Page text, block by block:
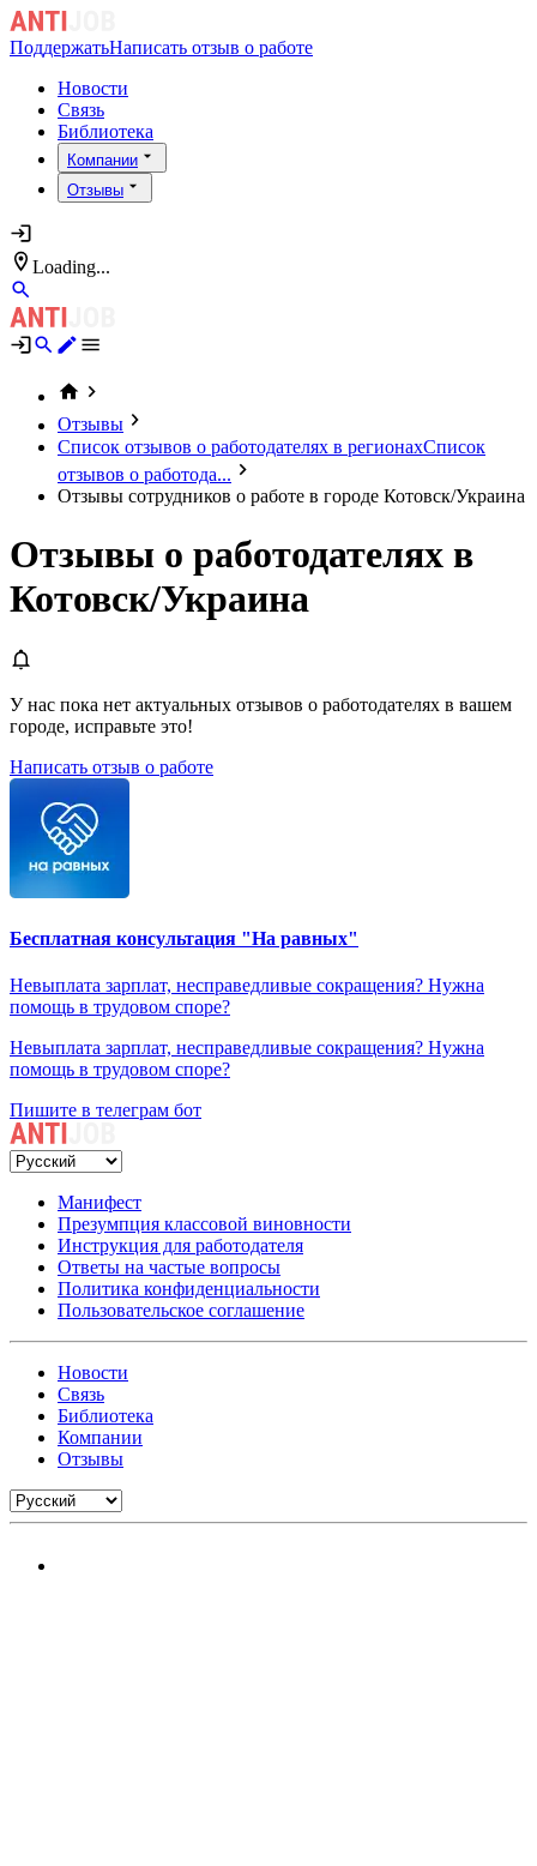
ПоддержатьНаписать отзыв о работе
Новости
Связь
Библиотека
Компании
Отзывы
Loading...
Отзывы
Список отзывов о работодателях в регионахСписок
отзывов о работода...
Отзывы сотрудников о работе в городе Котовск/Украина
Отзывы о работодателях в
Котовск/Украина
У нас пока нет актуальных отзывов о работодателях в вашем
городе, исправьте это!
Написать отзыв о работе
Бесплатная консультация "На равных"
Невыплата зарплат, несправедливые сокращения? Нужна
помощь в трудовом споре?
Невыплата зарплат, несправедливые сокращения? Нужна
помощь в трудовом споре?
Пишите в телеграм бот
Манифест
Презумпция классовой виновности
Инструкция для работодателя
Ответы на частые вопросы
Политика конфиденциальности
Пользовательское соглашение
Новости
Связь
Библиотека
Компании
Отзывы